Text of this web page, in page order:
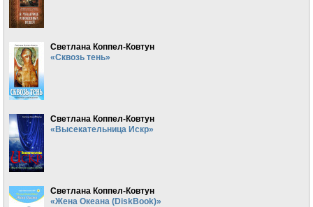
Светлана Коппел-Ковтун
«Сквозь тень»
Светлана Коппел-Ковтун
«Высекательница Искр»
Светлана Коппел-Ковтун
«Жена Океана (DiskBook)»